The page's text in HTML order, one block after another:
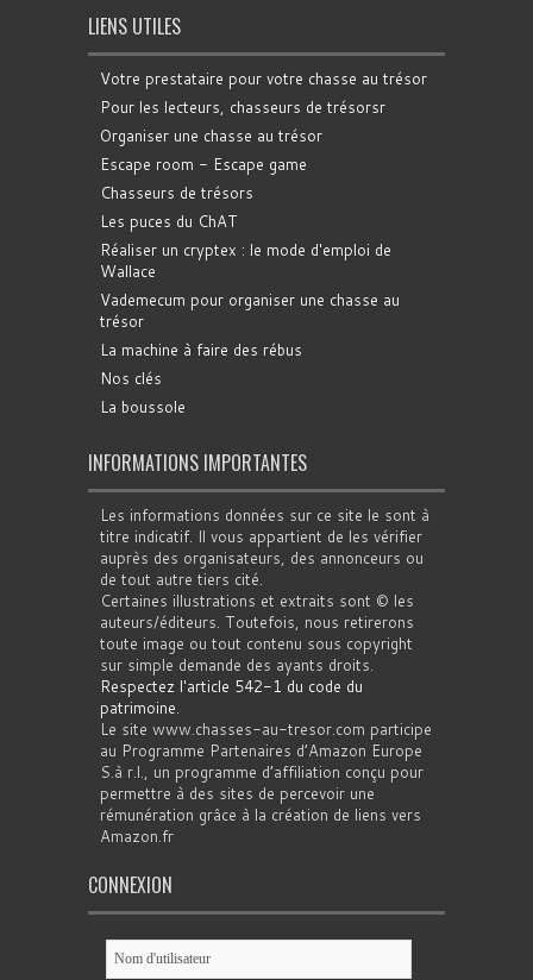
LIENS UTILES
Votre prestataire pour votre chasse au trésor
Pour les lecteurs, chasseurs de trésorsr
Organiser une chasse au trésor
Escape room - Escape game
Chasseurs de trésors
Les puces du ChAT
Réaliser un cryptex : le mode d'emploi de
Wallace
Vademecum pour organiser une chasse au
trésor
La machine à faire des rébus
Nos clés
La boussole
INFORMATIONS IMPORTANTES
Les informations données sur ce site le sont à
titre indicatif. Il vous appartient de les vérifier
auprès des organisateurs, des annonceurs ou
de tout autre tiers cité.
Certaines illustrations et extraits sont © les
auteurs/éditeurs. Toutefois, nous retirerons
toute image ou tout contenu sous copyright
sur simple demande des ayants droits.
Respectez l'article 542-1 du code du
patrimoine
Le site www.chasses-au-tresor.com participe
au Programme Partenaires d’Amazon Europe
S.à r.l., un programme d’affiliation conçu pour
permettre à des sites de percevoir une
rémunération grâce à la création de liens vers
Amazon.fr
CONNEXION